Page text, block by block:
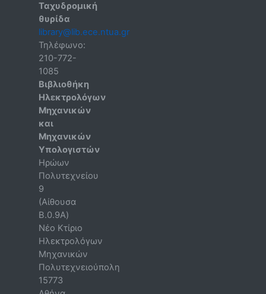
Ταχυδρομική
θυρίδα
library@lib.ece.ntua.gr
Τηλέφωνο:
210-772-
1085
Βιβλιοθήκη
Ηλεκτρολόγων
Μηχανικών
και
Μηχανικών
Υπολογιστών
Ηρώων
Πολυτεχνείου
9
(Αίθουσα
B.0.9A)
Νέο Κτίριο
Ηλεκτρολόγων
Μηχανικών
Πολυτεχνειούπολη
15773